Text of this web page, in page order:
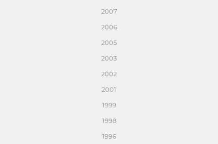
2007
2006
2005
2003
2002
2001
1999
1998
1996